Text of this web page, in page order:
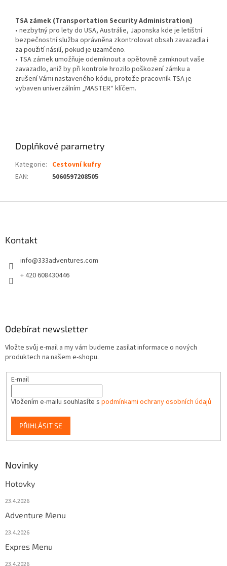
TSA zámek (Transportation Security Administration)
• nezbytný pro lety do USA, Austrálie, Japonska kde je letištní
bezpečnostní služba oprávněna zkontrolovat obsah zavazadla i
za použití násilí, pokud je uzamčeno.
• TSA zámek umožňuje odemknout a opětovně zamknout vaše
zavazadlo, aniž by při kontrole hrozilo poškození zámku a
zrušení Vámi nastaveného kódu, protože pracovník TSA je
vybaven univerzálním „MASTER“ klíčem.
Doplňkové parametry
Kategorie: Cestovní kufry
EAN: 5060597208505
Kontakt
info@333adventures.com
+ 420 608430446
Odebírat newsletter
Vložte svůj e-mail a my vám budeme zasílat informace o nových
produktech na našem e-shopu.
E-mail
Vložením e-mailu souhlasíte s podmínkami ochrany osobních údajů
PŘIHLÁSIT SE
Novinky
Hotovky
23.4.2026
Adventure Menu
23.4.2026
Expres Menu
23.4.2026